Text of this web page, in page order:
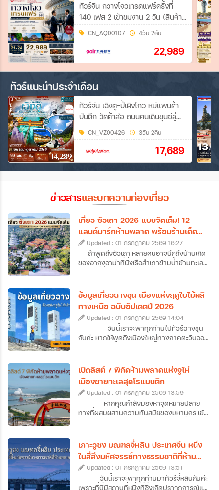
ทัวร์จีน กวางโจวเทรดแฟร์ครั้งที่
140 เฟส 2 เข้าขมงาน 2 วัน (สินค้า
สำหรับบ้านและไลฟ์สไตล์คุณภาพ)
#ทัวร์ไม่ลงร้าน 4วัน 2คืน (AQ)
CN_AQ00107 4วัน 2คืน
22,989
ทัวร์แนะนำประจำเดือน
ทัวร์จีน เฉิงตู-ปี้เผิงโกว หมีแพนด้า
ปีนตึก วัดต้าสือ ถนนคนเดินชุนซีลู่
3วัน 2คืน (VZ)
CN_VZ00426 3วัน 2คืน
17,689
ข่าวสารและบทความท่องเที่ยว
เที่ยว ซัวเถา 2026 แบบจัดเต็ม! 12
แลนด์มาร์กห้ามพลาด พร้อมร้านเด็ด
และที่พักดัง
Updated : 01 กรกฎาคม 2569 16:27
ถ้าพูดถึงซัวเถา หลายคนอาจนึกถึงบ้านเกิด
ของอากงอาม่าที่นั่งเรือสำเภาข้ามน้ำข้ามทะเล
แต้จิ๋วเคยลงเรือมาตั้งรกรากในไทย แต่ปัจจุบัน
ซัวเถาไม่ได้เป็นเพียงแค่จุดเริ่มต้นของการ
อพยพมายังเมืองไทย เพราะซัวเถาคือดินแดน
ของวัฒนธรรมแต้จิ๋วแท้ ๆ ที่มีทั้งวัดโบราณ
อายุนับร้อยปี ถนนเก่าที่เต็มไปด้วยกลิ่นอาย
ประวัติศาสตร์ อาหารพื้นเมืองรสเลิศ ศาลเจ้า
ศักดิ์สิทธิ์ รวมไปถึงฮวงจุ้ยของเมืองที่ดีเยี่ยม
องค์ที่คนไทยรู้จักกันดี จึงไม่น่าแปลกใจที่สายมู
สายบุญ และนักท่องเที่ยวที่อยากสัมผัสจีนแบบ
โลคอลจะหลงรักที่นี่ได้ไม่ยาก ซึ่งวันนี้เราก็จะพา
ทุกคนไปทัวร์ซัวเถากันแบบจัดเต็ม ที่มีทั้งข้อมูล
เที่ยวซัวเถา 12 ที่เที่ยวไฮไลต์ พร้อมลิสต์ร้าน
เด็ดและที่พักมาแนะนำไว้ให้ครบ ให้เราสามารถ
วางแผนเที่ยวกันได้ง่าย ๆ แบบครบจบในที่
ข้อมูลเที่ยวฉางชุน เมืองแห่งฤดูใบไม้ผลิ
ทางเหนือ ฉบับอัปเดตปี 2026
Updated : 01 กรกฎาคม 2569 14:04
วันนี้เราจะพาทุกท่านไปทัวร์ฉางชุน
กันค่ะ หากให้พูดถึงเมืองใหญ่ทางภาคตะวันออก
หิมะขาวโพลนและอากาศหนาวจัด แต่ฉางชุน
เป็นเมืองที่ได้รับฉายาว่า “เมืองแห่งฤดูใบไม้ผลิ
แห่งภาคเหนือ” ความพิเศษของเมืองนี้คืออะไร?
ทำไมถึงได้รับการขนานนามว่าเป็นเมืองแห่งฤดู
ใบไม้ผลิแห่งภาคเหนือ วันนี้เราจะพาไปหาคำ
ตอบกันค่ะ นอกจากนี้เราก็ยังทำการรวบรวม
ข้อมูลเที่ยวฉางชุนฉบับอัปเดตปี 2026 ที่จะพา
ฉางชุนแบบครบทุกมิติ ไม่ว่าจะเป็นแลนด์มาร์ก
สำคัญ แหล่งพักผ่อน หรือย่านไลฟ์สไตล์มาฝาก
กันด้วย ว่าแล้วก็เตรียมตัวออกเดินทางไปเยือน
เมืองหลวงแห่งมณฑลจี๋หลินที่ฉางชุนกันได้เลย
ค่ะ
เปิดลิสต์ 7 พิกัดห้ามพลาดแห่งจูไห่
เมืองชายทะเลสุดโรแมนติก
Updated : 01 กรกฎาคม 2569 13:59
หากคุณกำลังมองหาจุดหมายปลาย
ทางที่ผสมผสานความทันสมัยของมหานคร เข้า
วางแผนมาทัวร์จูไห่คือคำตอบที่ไม่ควรมองข้าม
เลยค่ะ เมืองชายฝั่งทะเลแห่งนี้ไม่ได้มีดีแค่เป็น
เขตเศรษฐกิจพิเศษที่คึกคัก แต่ยังมีเสน่ห์เฉพาะ
ตัวด้วยถนนสายยาวเลียบหาด สวนสาธารณะ
เขียวขจีที่แทรกตัวอยู่ทุกมุมเมือง และ
บรรยากาศที่ดูผ่อนคลายกว่าเมืองใหญ่ข้าง
เคียงอย่างกวางโจวหรือเซินเจิ้น ถึงแม้ว่าหลาย
เกาะวูซง มณฑลจี๋หลิน ประเทศจีน หนึ่ง
ในสี่สิ่งมหัศจรรย์ทางธรรมชาติที่ห้าม
พลาดของจีน
Updated : 01 กรกฎาคม 2569 13:51
วันนี้เราจะพาทุกท่านมาทัวร์จี๋หลินกันค่ะ
เพราะที่นี่มีสถานที่หนึ่งที่ซึ่งเกิดปรากฏการณ์แม่